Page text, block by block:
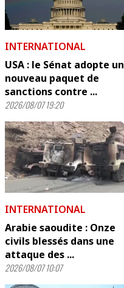
INTERNATIONAL
USA : le Sénat adopte un
nouveau paquet de
sanctions contre ...
2026/08/07 19:20
INTERNATIONAL
Arabie saoudite : Onze
civils blessés dans une
attaque des ...
2026/08/07 10:07